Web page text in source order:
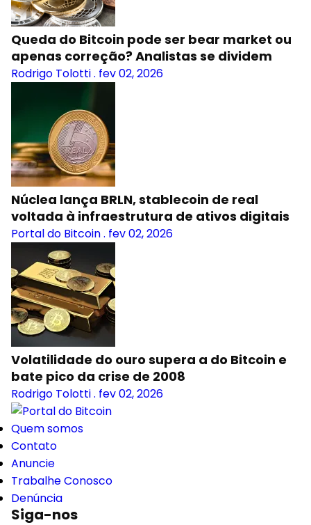
Queda do Bitcoin pode ser bear market ou
apenas correção? Analistas se dividem
Rodrigo Tolotti. fev 02, 2026
Núclea lança BRLN, stablecoin de real
voltada à infraestrutura de ativos digitais
Portal do Bitcoin. fev 02, 2026
Volatilidade do ouro supera a do Bitcoin e
bate pico da crise de 2008
Rodrigo Tolotti. fev 02, 2026
Quem somos
Contato
Anuncie
Trabalhe Conosco
Denúncia
Siga-nos